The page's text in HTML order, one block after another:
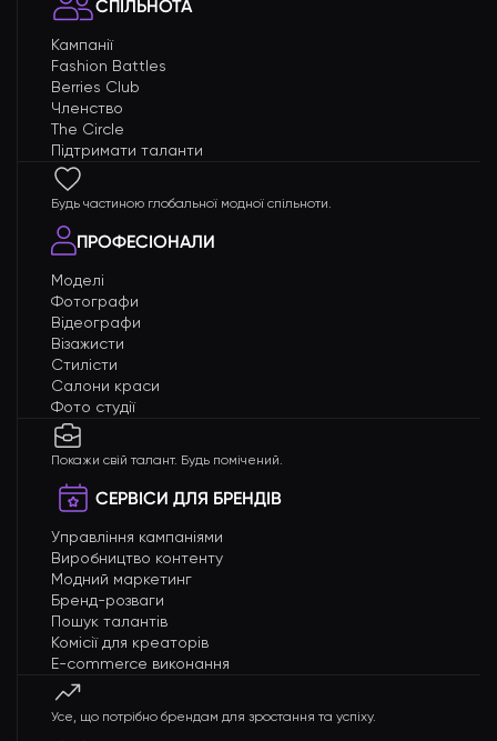
СПІЛЬНОТА
Кампанії
Fashion Battles
Berries Club
Членство
The Circle
Підтримати таланти
Будь частиною глобальної модної спільноти.
ПРОФЕСІОНАЛИ
Моделі
Фотографи
Відеографи
Візажисти
Стилісти
Салони краси
Фото студії
Покажи свій талант. Будь помічений.
СЕРВІСИ ДЛЯ БРЕНДІВ
Управління кампаніями
Виробництво контенту
Модний маркетинг
Бренд-розваги
Пошук талантів
Комісії для креаторів
E-commerce виконання
Усе, що потрібно брендам для зростання та успіху.